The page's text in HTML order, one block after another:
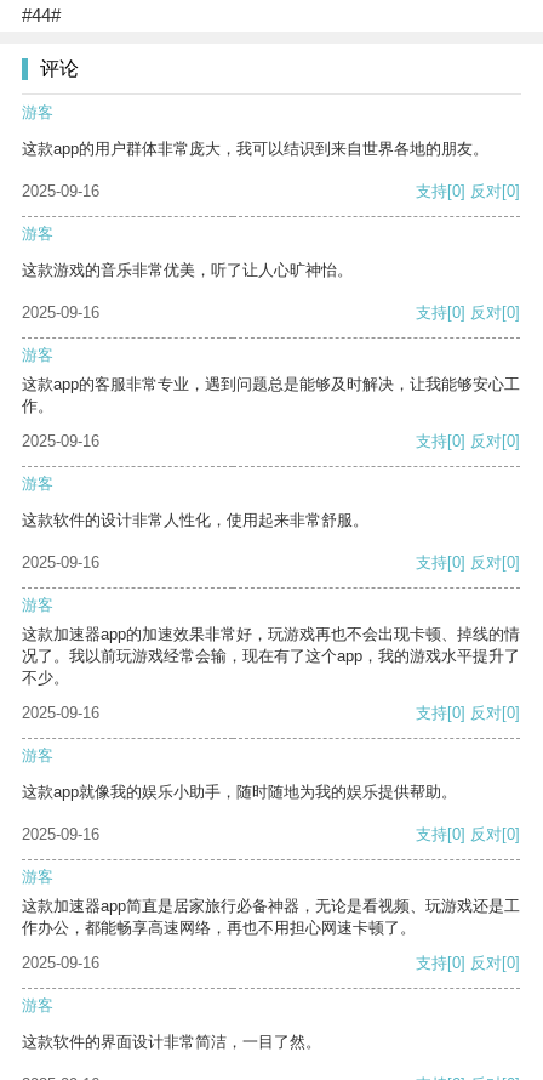
#44#
评论
游客
这款app的用户群体非常庞大，我可以结识到来自世界各地的朋友。
2025-09-16 支持[0] 反对[0]
游客
这款游戏的音乐非常优美，听了让人心旷神怡。
2025-09-16 支持[0] 反对[0]
游客
这款app的客服非常专业，遇到问题总是能够及时解决，让我能够安心工
作。
2025-09-16
支持[0] 反对[0]
游客
这款软件的设计非常人性化，使用起来非常舒服。
2025-09-16 支持[0] 反对[0]
游客
这款加速器app的加速效果非常好，玩游戏再也不会出现卡顿、掉线的情
况了。我以前玩游戏经常会输，现在有了这个app，我的游戏水平提升了
不少。
2025-09-16
支持[0] 反对[0]
游客
这款app就像我的娱乐小助手，随时随地为我的娱乐提供帮助。
2025-09-16 支持[0] 反对[0]
游客
这款加速器app简直是居家旅行必备神器，无论是看视频、玩游戏还是工
作办公，都能畅享高速网络，再也不用担心网速卡顿了。
2025-09-16
支持[0] 反对[0]
游客
这款软件的界面设计非常简洁，一目了然。